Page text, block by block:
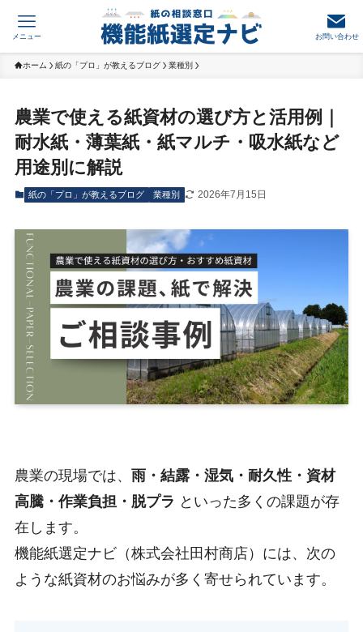
お問い合わせ
メニュー
ホーム 紙の「プロ」が教えるブログ 業種別
農業で使える紙資材の選び方と活用例｜
耐水紙・薄葉紙・紙マルチ・吸水紙など
用途別に解説
紙の「プロ」が教えるブログ 業種別 2026年7月15日
農業の現場では、 雨・結露・湿気・耐久性・資材
高騰・作業負担・脱プラ といった多くの課題が存
在します。
機能紙選定ナビ（株式会社田村商店）には、次の
ような紙資材のお悩みが多く寄せられています。